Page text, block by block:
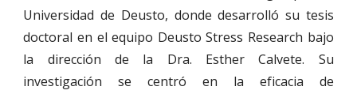
Universidad de Deusto, donde desarrolló su tesis
doctoral en el equipo Deusto Stress Research bajo
la dirección de la Dra. Esther Calvete. Su
investigación se centró en la eficacia de